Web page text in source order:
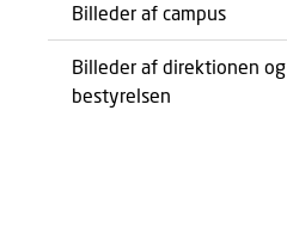
Billeder af campus
Billeder af direktionen og
bestyrelsen